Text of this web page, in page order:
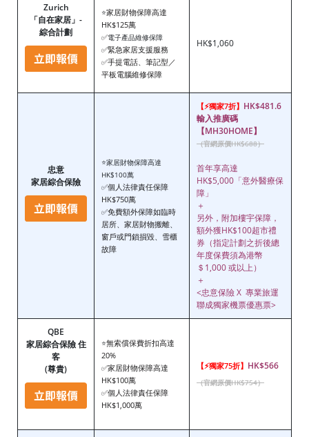
Zurich
「自在家居」-
綜合計劃
⭐家居財物保障高達
HK$125萬
✅電子產品維修保障
✅緊急家居支援服務
✅手提電話、筆記型／
平板電腦維修保障
HK$1,060
忠意
家居綜合保險
⭐家居財物保障高達
HK$100萬
✅個人法律責任保障
HK$750萬
✅免費額外保障如臨時
居所、家居財物搬離、
窗戶或門鎖損毀、雪櫃
故障
【⚡獨家7折】 HK$481.6
輸入推廣碼
【MH30HOME】
（官網原價HK$688）
首年享高達
HK$5,000「意外醫療保
障」
＋
另外，附加樓宇保障，
額外獲HK$100超市禮
券（指定計劃之折後總
年度保費須為港幣
＄1,000 或以上）
＋
<忠意保險 X 專業旅運
聯成獨家機票優惠票>
QBE
家居綜合保險 住
客
(尊貴)
⭐無索償保費折扣高達
20%
✅家居財物保障高達
HK$100萬
✅個人法律責任保障
HK$1,000萬
【⚡獨家75折】 HK$566
（官網原價HK$754）